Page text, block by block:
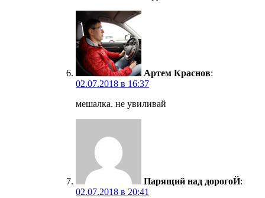
Артем Краснов:
02.07.2018 в 16:37
мешалка. не увиливай
Парящий над дорогоЙ:
02.07.2018 в 20:41